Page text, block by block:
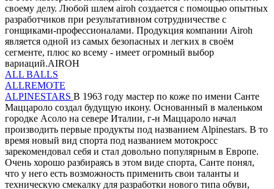
своему делу. Любой шлем airoh создается с помощью опытных
разработчиков при результативном сотрудничестве с
гонщиками-профессионалами. Продукция компании Airoh
является одной из самых безопасных и легких в своём
сегменте, плюс ко всему - имеет огромный выбор
вариаций.AIROH
ALL BALLS
ALLREMOTE
ALPINESTARS В 1963 году мастер по коже по имени Санте
Маццароло создал будущую икону. Основанный в маленьком
городке Асоло на севере Италии, г-н Маццароло начал
производить первые продукты под названием Alpinestars. В то
время новый вид спорта под названием мотокросс
зарекомендовал себя и стал довольно популярным в Европе.
Очень хорошо разбираясь в этом виде спорта, Санте понял,
что у него есть возможность применить свои таланты и
техническую смекалку для разработки нового типа обуви,